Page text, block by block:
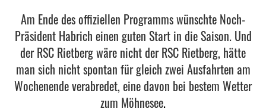
Am Ende des offiziellen Programms wünschte Noch-
Präsident Habrich einen guten Start in die Saison. Und
der RSC Rietberg wäre nicht der RSC Rietberg, hätte
man sich nicht spontan für gleich zwei Ausfahrten am
Wochenende verabredet, eine davon bei bestem Wetter
zum Möhnesee.